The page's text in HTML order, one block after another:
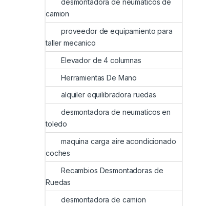
desmontadora de neumaticos de
camion
proveedor de equipamiento para
taller mecanico
Elevador de 4 columnas
Herramientas De Mano
alquiler equilibradora ruedas
desmontadora de neumaticos en
toledo
maquina carga aire acondicionado
coches
Recambios Desmontadoras de
Ruedas
desmontadora de camion